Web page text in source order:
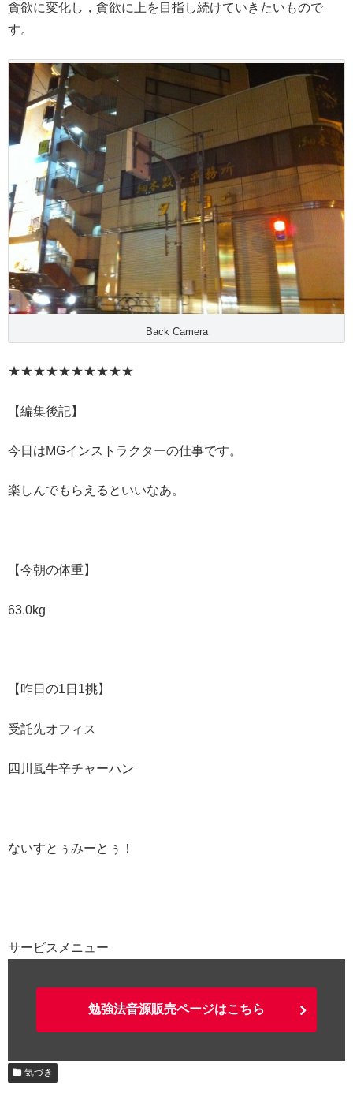
貪欲に変化し，貪欲に上を目指し続けていきたいもので
す。
Back Camera
★★★★★★★★★★
【編集後記】
今日はMGインストラクターの仕事です。
楽しんでもらえるといいなあ。
【今朝の体重】
63.0kg
【昨日の1日1挑】
受託先オフィス
四川風牛辛チャーハン
ないすとぅみーとぅ！
サービスメニュー
勉強法音源販売ページはこちら
気づき